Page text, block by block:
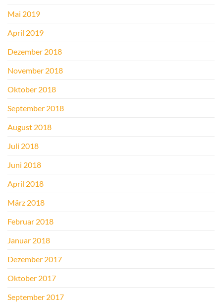
Mai 2019
April 2019
Dezember 2018
November 2018
Oktober 2018
September 2018
August 2018
Juli 2018
Juni 2018
April 2018
März 2018
Februar 2018
Januar 2018
Dezember 2017
Oktober 2017
September 2017